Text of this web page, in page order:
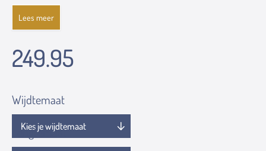
Lees meer
249.95
Wijdtemaat
Lengtemaat